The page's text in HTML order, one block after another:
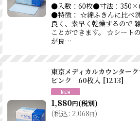
●入数：60枚●寸法：
●特徴： ☆綿ふきんに比べ
良く、素早く乾燥するので
ことができます。 ☆シート
が良…
東京メディカルカウンター
ピンク 60枚入 [1213]
1,880円(税別)
(税込: 2,068円)